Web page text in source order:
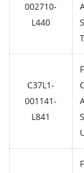
002710-
L440
C37L1-
001141-
L841